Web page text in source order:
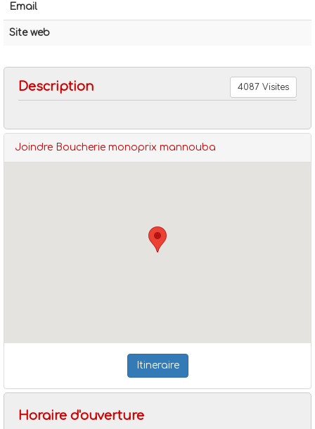
Boucheries charcuteries
Email
Site web
Description 4087 Visites
Joindre Boucherie monoprix mannouba
Itineraire
Horaire d'ouverture